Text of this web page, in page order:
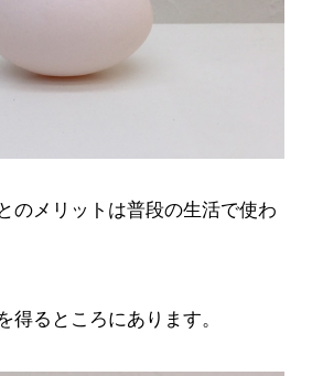
のメリットは普段の生活で使わ
得るところにあります。